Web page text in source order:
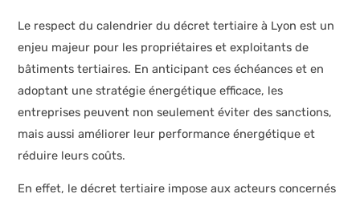
Le respect du calendrier du décret tertiaire à Lyon est un
enjeu majeur pour les propriétaires et exploitants de
bâtiments tertiaires. En anticipant ces échéances et en
adoptant une stratégie énergétique efficace, les
entreprises peuvent non seulement éviter des sanctions,
mais aussi améliorer leur performance énergétique et
réduire leurs coûts.
En effet, le décret tertiaire impose aux acteurs concernés